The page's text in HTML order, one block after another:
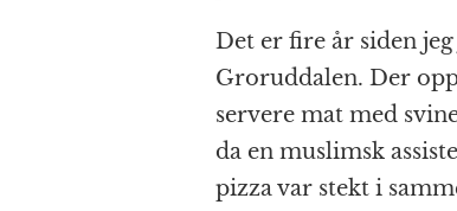
Det er fire år siden
Groruddalen. Der
servere mat med
da en muslimsk
pizza var stekt i